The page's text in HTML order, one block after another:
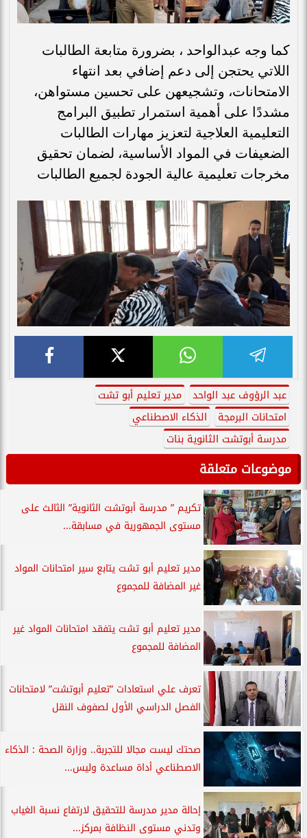
كما وجه عبدالواحد ، بضرورة متابعة الطالبات
اللاتي يحتجن إلى دعم إضافي بعد انتهاء
الامتحانات، وتشجيعهن على تحسين مستواهن،
مشددًا على أهمية استمرار تطبيق البرامج
التعليمية العلاجية لتعزيز مهارات الطالبات
الضعيفات في المواد الأساسية، لضمان تحقيق
مخرجات تعليمية عالية الجودة لجميع الطالبات
عبد الرؤوف عبد الواحد
مدير تعليم أبو تشت
امتحانات البرمجة
الذكاء الاصطناعي
مدرسة أبوتشت الثانوية بنات
موضوعات متعلقة
تكريم ” مدرسة أبوتشت الثانوية” الثالث على
مستوى الجمهورية في مسابقة...
مدير تعليم أبو تشت يتابع سير امتحانات المواد
غير المضافة للمجموع
مدير تعليم أبو تشت يتفقد امتحانات المواد غير
المضافة للمجموع
تعرف علي استعادات ”تعليم أبوتشت” لامتحانات
الفصل الدراسي الأول لصفوف النقل
صحتك ليست مجالا للتجربة.. وزارة الصحة : الذكاء
الاصطناعي أداة مساعدة وليس...
إحالة مدير مدرسة للتحقيق لارتفاع نسبة الغياب
وتدني مستوى النظافة بمركز...